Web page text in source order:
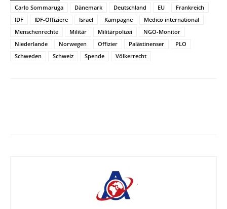
Carlo Sommaruga
Dänemark Deutschland EU
Frankreich
IDF
IDF-Offiziere Israel Kampagne
Medico international
Menschenrechte
Militär Militärpolizei
NGO-Monitor
Niederlande
Norwegen Offizier Palästinenser
PLO
Schweden
Schweiz Spende Völkerrecht